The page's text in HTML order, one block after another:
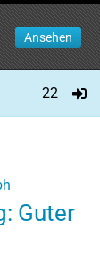
Ansehen
22
Guter